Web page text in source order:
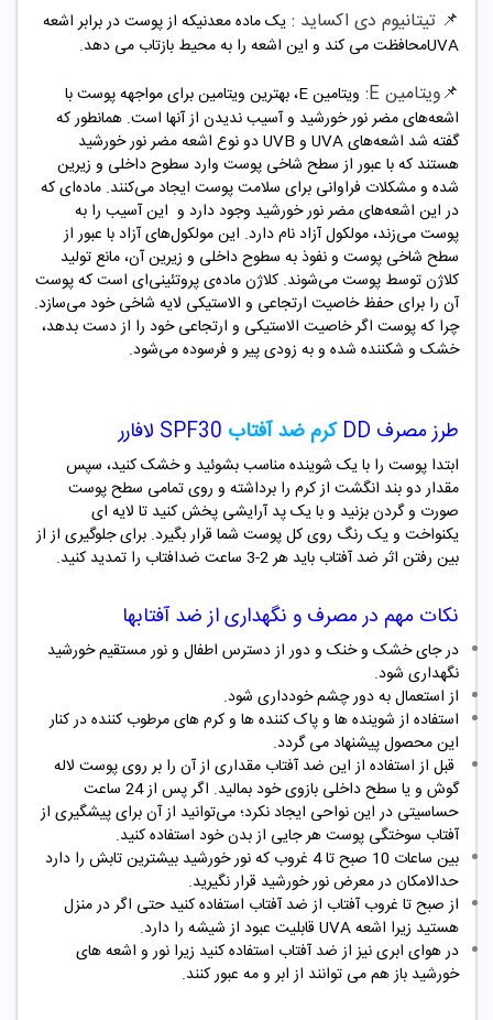
📌 تیتانیوم دی اکساید : یک ماده معدنیکه از پوست در برابر اشعه
UVAمحافظت می کند و این اشعه را به محیط بازتاب می دهد.
📌ویتامین E:
ویتامین E، بهترین ویتامین برای مواجهه پوست با
اشعه‌های مضر نور خورشید و آسیب ندیدن از آنها است. همانطور که
گفته شد اشعه‌های UVA و UVB دو نوع اشعه مضر نور خورشید
هستند که با عبور از سطح شاخی پوست وارد سطوح داخلی و زیرین
شده و مشکلات فراوانی برای سلامت پوست ایجاد می‌کنند. ماده‌ای که
در این اشعه‌های مضر نور خورشید وجود دارد و این آسیب را به
پوست می‌زند، مولکول آزاد نام دارد. این مولکول‌های آزاد با عبور از
سطح شاخی پوست و نفوذ به سطوح داخلی و زیرین آن، مانع تولید
کلاژن توسط پوست می‌شوند. کلاژن ماده‌ی پروتئینی‌ای است که پوست
آن را برای حفظ خاصیت ارتجاعی و الاستیکی لایه شاخی خود می‌سازد.
چرا که پوست اگر خاصیت الاستیکی و ارتجاعی خود را از دست بدهد،
خشک و شکننده شده و به زودی پیر و فرسوده می‌شود.
طرز مصرف DD کرم ضد آفتاب
ابتدا پوست را با یک شوینده مناسب بشوئید و خشک کنید، سپس
مقدار دو بند انگشت از کرم را برداشته و روی تمامی سطح پوست
صورت و گردن بزنید و با یک پد آرایشی پخش کنید تا لایه ای
یکنواخت و یک رنگ روی کل پوست شما قرار بگیرد. برای جلوگیری از از
بین رفتن اثر ضد آفتاب باید هر 2-3 ساعت ضدافتاب را تمدید کنید.
نکات مهم در مصرف و نگهداری از ضد آفتابها
در جای خشک و خنک و دور از دسترس اطفال و نور مستقیم خورشید
نگهداری شود.
از استعمال به دور چشم خودداری شود.
استفاده از شوینده ها و پاک کننده ها و کرم های مرطوب کننده در کنار
این محصول پیشنهاد می گردد.
قبل از استفاده از این ضد آفتاب مقداری از آن را بر روی پوست لاله
گوش و یا سطح داخلی بازوی خود بمالید. اگر پس از 24 ساعت
حساسیتی در این نواحی ایجاد نکرد؛ می‌توانید از آن برای پیشگیری از
آفتاب سوختگی پوست هر جایی از بدن خود استفاده کنید.
بین ساعات 10 صبح تا 4 غروب که نور خورشید بیشترین تابش را دارد
حدالامکان در معرض نور خورشید قرار نگیرید.
از صبح تا غروب آفتاب از ضد آفتاب استفاده کنید حتی اگر در منزل
هستید زیرا اشعه UVA قابلیت عبود از شیشه را دارد.
در هوای ابری نیز از ضد آفتاب استفاده کنید زیرا نور و اشعه های
خورشید باز هم می توانند از ابر و مه عبور کنند.